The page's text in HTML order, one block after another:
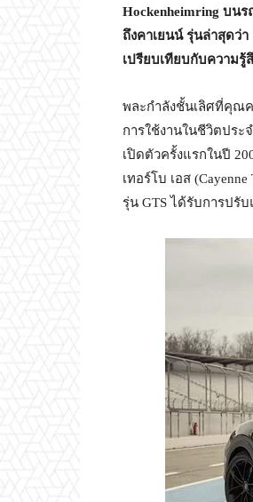
Hockenheimring บนร
ถึงคาเยนน์ รุ่นล่าสุดว่
เปรียบเทียบกับความ
พละกำลังชั้นเลิศที่คุณ
การใช้งานในชีวิตปร
เปิดตัวครั้งแรกในปี
เทอร์โบ เอส
รุ่น GTS ได้รับการปรั